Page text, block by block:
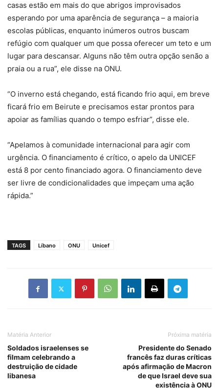
casas estão em mais do que abrigos improvisados ​​
esperando por uma aparência de segurança – a maioria
escolas públicas, enquanto inúmeros outros buscam
refúgio com qualquer um que possa oferecer um teto e um
lugar para descansar. Alguns não têm outra opção senão a
praia ou a rua”, ele disse na ONU.
“O inverno está chegando, está ficando frio aqui, em breve
ficará frio em Beirute e precisamos estar prontos para
apoiar as famílias quando o tempo esfriar”, disse ele.
“Apelamos à comunidade internacional para agir com
urgência. O financiamento é crítico, o apelo da UNICEF
está 8 por cento financiado agora. O financiamento deve
ser livre de condicionalidades que impeçam uma ação
rápida.”
TAGS Líbano ONU Unicef
Matéria Anterior
Soldados israelenses se
filmam celebrando a
destruição de cidade
libanesa
Próxima matéria
Presidente do Senado
francês faz duras críticas
após afirmação de Macron
de que Israel deve sua
existência à ONU